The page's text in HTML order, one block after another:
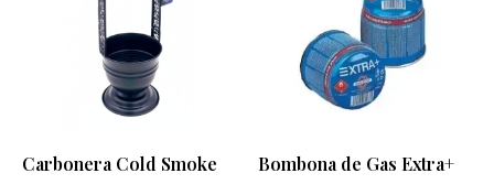
Carbonera Cold Smoke Bombona de Gas Extra+